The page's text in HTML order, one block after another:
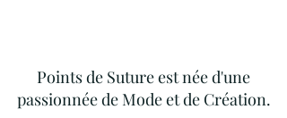
Points de Suture est née d'une
passionnée de Mode et de Création.